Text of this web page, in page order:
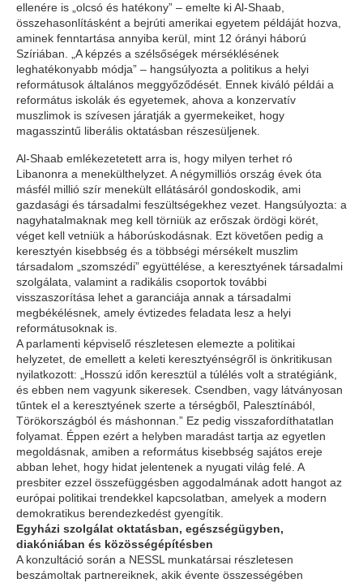
ellenére is „olcsó és hatékony” – emelte ki Al-Shaab,
összehasonlításként a bejrúti amerikai egyetem példáját hozva,
aminek fenntartása annyiba kerül, mint 12 órányi háború
Szíriában. „A képzés a szélsőségek mérséklésének
leghatékonyabb módja” – hangsúlyozta a politikus a helyi
reformátusok általános meggyőződését. Ennek kiváló példái a
református iskolák és egyetemek, ahova a konzervatív
muszlimok is szívesen járatják a gyermekeiket, hogy
magasszintű liberális oktatásban részesüljenek.
Al-Shaab emlékezetetett arra is, hogy milyen terhet ró
Libanonra a menekülthelyzet. A négymilliós ország évek óta
másfél millió szír menekült ellátásáról gondoskodik, ami
gazdasági és társadalmi feszültségekhez vezet. Hangsúlyozta: a
nagyhatalmaknak meg kell törniük az erőszak ördögi körét,
véget kell vetniük a háborúskodásnak. Ezt követően pedig a
keresztyén kisebbség és a többségi mérsékelt muszlim
társadalom „szomszédi” együttélése, a keresztyének társadalmi
szolgálata, valamint a radikális csoportok további
visszaszorítása lehet a garanciája annak a társadalmi
megbékélésnek, amely évtizedes feladata lesz a helyi
reformátusoknak is.
A parlamenti képviselő részletesen elemezte a politikai
helyzetet, de emellett a keleti keresztyénségről is önkritikusan
nyilatkozott: „Hosszú időn keresztül a túlélés volt a stratégiánk,
és ebben nem vagyunk sikeresek. Csendben, vagy látványosan
tűntek el a keresztyének szerte a térségből, Palesztínából,
Törökországból és máshonnan.” Ez pedig visszafordíthatatlan
folyamat. Éppen ezért a helyben maradást tartja az egyetlen
megoldásnak, amiben a református kisebbség sajátos ereje
abban lehet, hogy hidat jelentenek a nyugati világ felé. A
presbiter ezzel összefüggésben aggodalmának adott hangot az
európai politikai trendekkel kapcsolatban, amelyek a modern
demokratikus berendezkedést gyengítik.
Egyházi szolgálat oktatásban, egészségügyben,
diakóniában és közösségépítésben
A konzultáció során a NESSL munkatársai részletesen
beszámoltak partnereiknek, akik évente összességében